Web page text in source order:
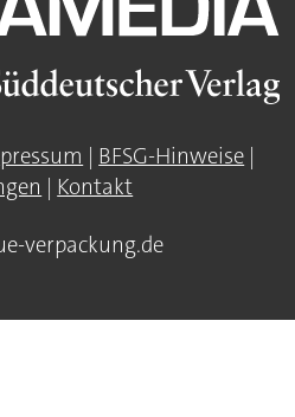
| BFSG-Hinweise |
| Kontakt
verpackung.de